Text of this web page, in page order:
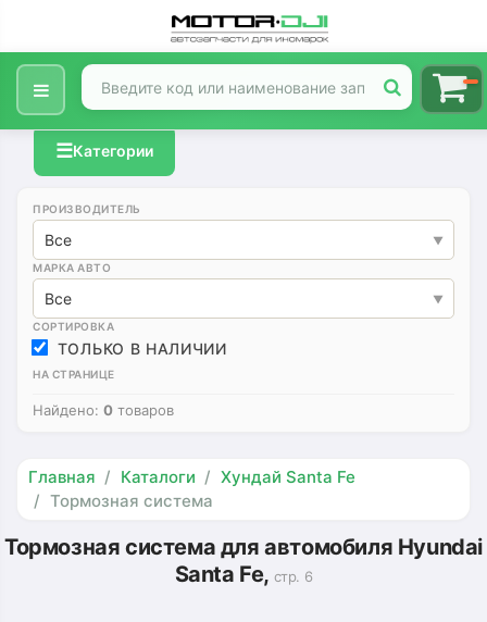
☰Категории
ПРОИЗВОДИТЕЛЬ
Все
МАРКА АВТО
Все
СОРТИРОВКА
ТОЛЬКО В НАЛИЧИИ
НА СТРАНИЦЕ
Найдено: 0 товаров
Главная Каталоги
Хундай Santa Fe
Тормозная система
Тормозная система для автомобиля Hyundai
Santa Fe, стр. 6